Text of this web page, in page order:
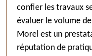
confier les travaux
évaluer le volume
Morel est un
réputation de